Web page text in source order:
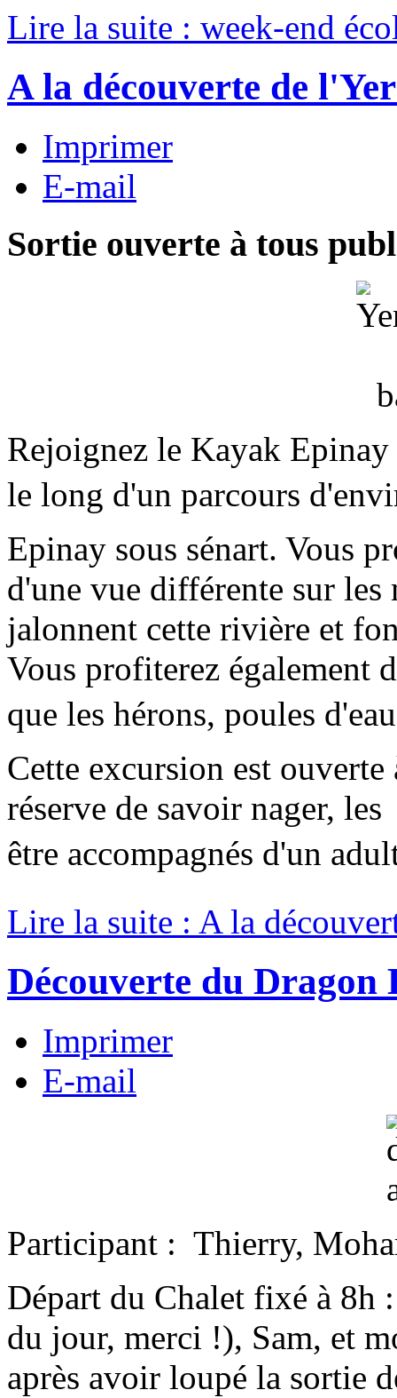
Lire la suite : week-end
A la découverte de
Imprimer
E-mail
Sortie ouverte à tous
Rejoignez le Kayak
le long d'un parcours
Epinay sous sénart. Vous
d'une vue différente sur
jalonnent cette rivière et
Vous profiterez également
que les hérons, poules
Cette excursion est
réserve de savoir nager,
être accompagnés d'un
Lire la suite : A la
Découverte du Dragon
Imprimer
E-mail
Participant : Thierry,
Départ du Chalet fixé à 8h
du jour, merci !), Sam, et
après avoir loupé la sortie